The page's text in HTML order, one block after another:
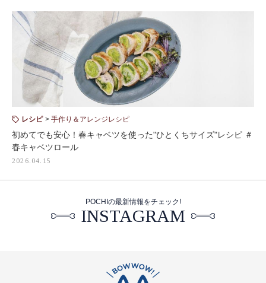
レシピ 手作り＆アレンジレシピ
初めてでも安心！春キャベツを使った"ひとくちサイズ"レシピ ＃
春キャベツロール
2026.04.15
POCHIの最新情報をチェック!
INSTAGRAM